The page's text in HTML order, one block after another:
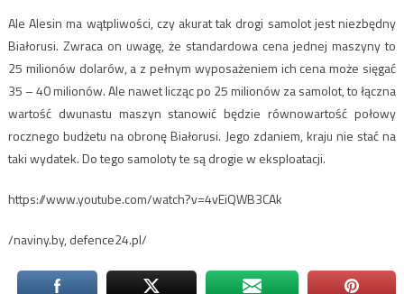
Ale Alesin ma wątpliwości, czy akurat tak drogi samolot jest niezbędny
Białorusi. Zwraca on uwagę, że standardowa cena jednej maszyny to
25 milionów dolarów, a z pełnym wyposażeniem ich cena może sięgać
35 – 40 milionów. Ale nawet licząc po 25 milionów za samolot, to łączna
wartość dwunastu maszyn stanowić będzie równowartość połowy
rocznego budżetu na obronę Białorusi. Jego zdaniem, kraju nie stać na
taki wydatek. Do tego samoloty te są drogie w eksploatacji.
https://www.youtube.com/watch?v=4vEiQWB3CAk
/naviny.by, defence24.pl/